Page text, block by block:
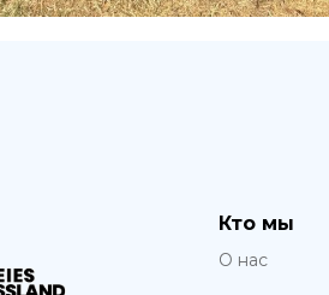
Кто мы
О нас